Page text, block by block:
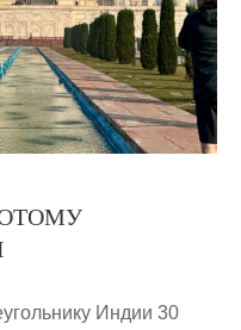
Индии 30